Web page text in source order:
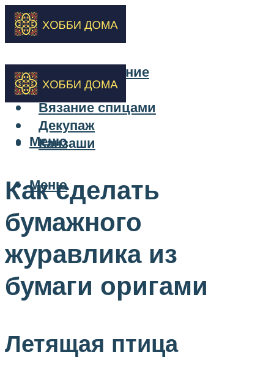
Бисероплетение
Вышивка
Вязание спицами
Декупаж
Канзаши
Меню
Меню
Как сделать
бумажного
журавлика из
бумаги оригами
Летящая птица